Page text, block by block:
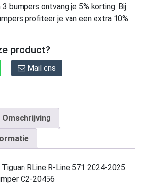
3 bumpers ontvang je 5% korting. Bij
profiteer je van een extra 10%
product?
Mail ons
Omschrijving
RLine R-Line 571 2024-2025
C2-20456